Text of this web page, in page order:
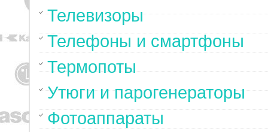
Телевизоры
Телефоны и смартфоны
Термопоты
Утюги и парогенераторы
Фотоаппараты